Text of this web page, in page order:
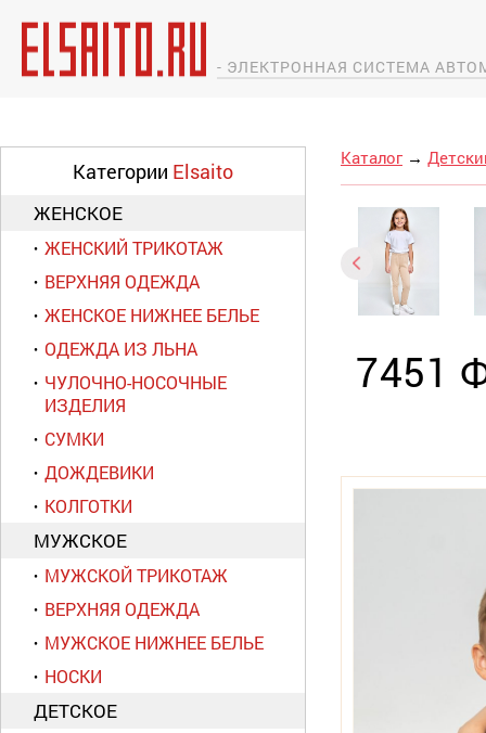
- ЭЛЕКТРОННАЯ СИСТЕМА
Категории Elsaito
ЖЕНСКОЕ
ЖЕНСКИЙ ТРИКОТАЖ
ВЕРХНЯЯ ОДЕЖДА
ЖЕНСКОЕ НИЖНЕЕ БЕЛЬЕ
ОДЕЖДА ИЗ ЛЬНА
ЧУЛОЧНО-НОСОЧНЫЕ
ИЗДЕЛИЯ
СУМКИ
ДОЖДЕВИКИ
КОЛГОТКИ
МУЖСКОЕ
МУЖСКОЙ ТРИКОТАЖ
ВЕРХНЯЯ ОДЕЖДА
МУЖСКОЕ НИЖНЕЕ БЕЛЬЕ
НОСКИ
ДЕТСКОЕ
Каталог →
7451